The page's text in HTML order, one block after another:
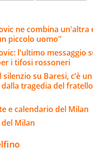
ne combina un'altra
piccolo uomo"
l'ultimo messaggio
i tifosi rossoneri
su Baresi, c’è
tragedia del
e calendario del Milan
Milan